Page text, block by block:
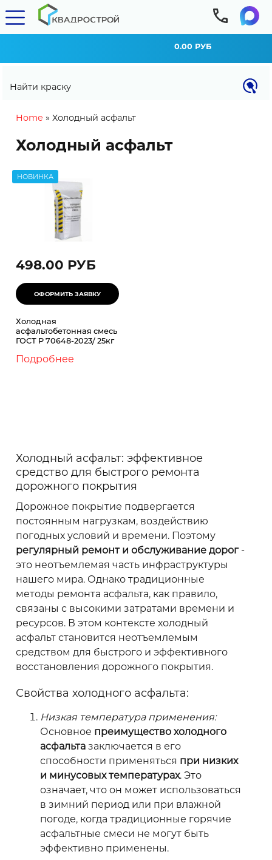
Найти краску
0.00 РУБ
You are here
Home » Холодный асфальт
Холодный асфальт
НОВИНКА
498.00 РУБ
Холодная
асфальтобетонная смесь
ГОСТ Р 70648-2023/ 25кг
Подробнее
Холодный асфальт: эффективное
средство для быстрого ремонта
дорожного покрытия
Дорожное покрытие подвергается
постоянным нагрузкам, воздействию
погодных условий и времени. Поэтому
регулярный ремонт и обслуживание дорог-
это неотъемлемая часть инфраструктуры
нашего мира. Однако традиционные
методы ремонта асфальта, как правило,
связаны с высокими затратами времени и
ресурсов. В этом контексте холодный
асфальт становится неотъемлемым
средством для быстрого и эффективного
восстановления дорожного покрытия.
Свойства холодного асфальта:
Низкая температура применения:
Основное преимущество холодного
асфальтазаключается в его
способности применяться при низких
и минусовых температурах. Это
означает, что он может использоваться
в зимний период или при влажной
погоде, когда традиционные горячие
асфальтные смеси не могут быть
эффективно применены.